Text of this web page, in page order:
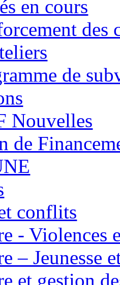
en cours
des
de
Nouvelles
de
conflits
- Violences
– Jeunesse
et gestion